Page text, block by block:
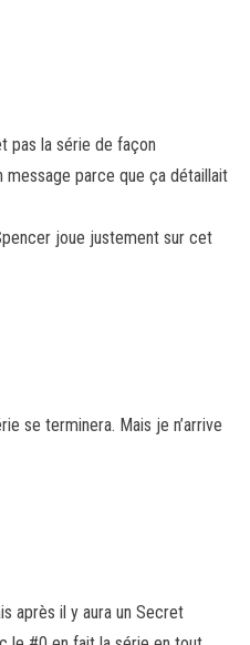
pas la série de façon
message parce que ça détaillait
joue justement sur cet
se terminera. Mais je n’arrive
après il y aura un Secret